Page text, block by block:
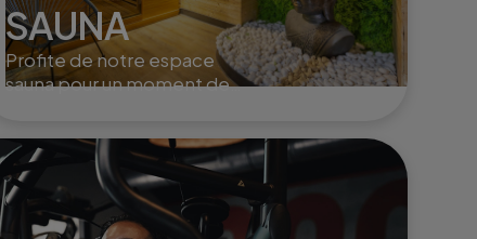
SAUNA
Profite de notre espace
sauna pour un moment de
corps après l'effort.